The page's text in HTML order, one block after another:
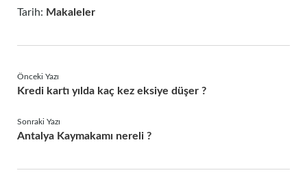
Tarih: Makaleler
Önceki Yazı
Kredi kartı yılda kaç kez eksiye düşer ?
Sonraki Yazı
Antalya Kaymakamı nereli ?